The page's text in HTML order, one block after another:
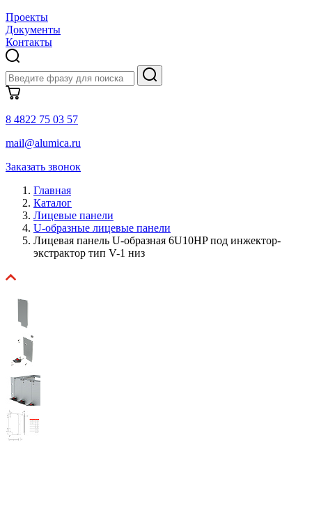
Проекты
Документы
Контакты
8 4822 75 03 57
mail@alumica.ru
Заказать звонок
Главная
Каталог
Лицевые панели
U-образные лицевые панели
Лицевая панель U-образная 6U10HP под инжектор-
экстрактор тип V-1 низ